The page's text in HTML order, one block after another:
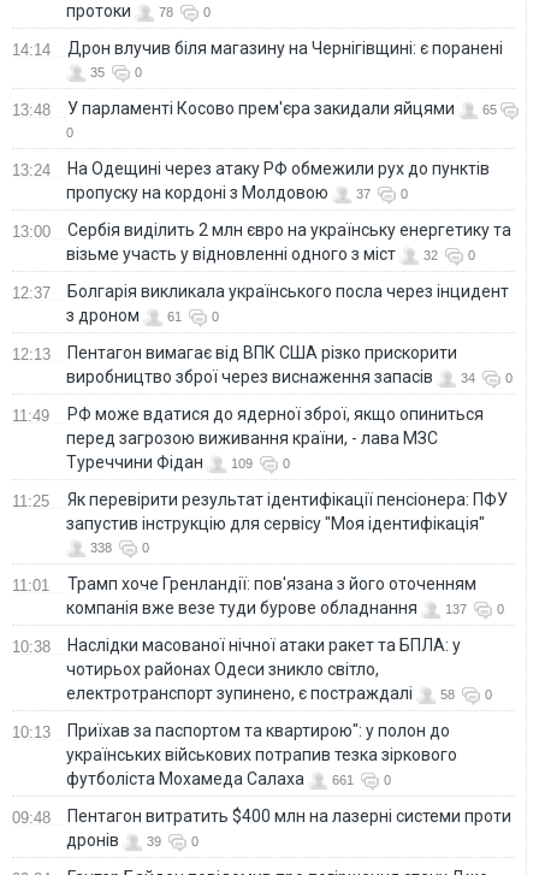
протоки
78 0
14:14 Дрон влучив біля магазину на Чернігівщині: є поранені
35 0
13:48 У парламенті Косово прем'єра закидали яйцями
65
0
13:24
На Одещині через атаку РФ обмежили рух до пунктів
пропуску на кордоні з Молдовою
37 0
13:00
Сербія виділить 2 млн євро на українську енергетику та
візьме участь у відновленні одного з міст
32 0
12:37
Болгарія викликала українського посла через інцидент
з дроном
61 0
12:13
Пентагон вимагає від ВПК США різко прискорити
виробництво зброї через виснаження запасів
34 0
11:49
РФ може вдатися до ядерної зброї, якщо опиниться
перед загрозою виживання країни, - лава МЗС
Туреччини Фідан
109 0
11:25
Як перевірити результат ідентифікації пенсіонера: ПФУ
запустив інструкцію для сервісу "Моя ідентифікація"
338 0
11:01
Трамп хоче Гренландії: пов'язана з його оточенням
компанія вже везе туди бурове обладнання
137 0
10:38
Наслідки масованої нічної атаки ракет та БПЛА: у
чотирьох районах Одеси зникло світло,
електротранспорт зупинено, є постраждалі
58 0
10:13
Приїхав за паспортом та квартирою": у полон до
українських військових потрапив тезка зіркового
футболіста Мохамеда Салаха
661 0
09:48
Пентагон витратить $400 млн на лазерні системи проти
дронів
39 0